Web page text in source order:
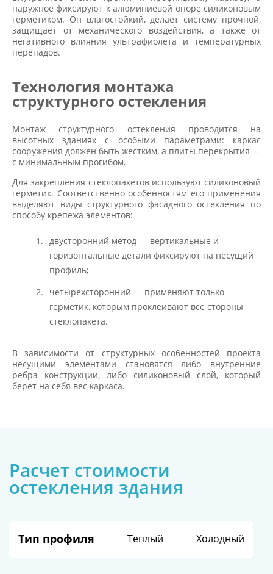
наружное фиксируют к алюминиевой опоре силиконовым
герметиком. Он влагостойкий, делает систему прочной,
защищает от механического воздействия, а также от
негативного влияния ультрафиолета и температурных
перепадов.
Технология монтажа
структурного остекления
Монтаж структурного остекления проводится на
высотных зданиях с особыми параметрами: каркас
сооружения должен быть жестким, а плиты перекрытия —
с минимальным прогибом.
Для закрепления стеклопакетов используют силиконовый
герметик. Соответственно особенностям его применения
выделяют виды cтруктурного фасадного остекления по
способу крепежа элементов:
двусторонний метод — вертикальные и
горизонтальные детали фиксируют на несущий
профиль;
четырехсторонний — применяют только
герметик, которым проклеивают все стороны
стеклопакета.
В зависимости от структурных особенностей проекта
несущими элементами становятся либо внутренние
ребра конструкции, либо силиконовый слой, который
берет на себя вес каркаса.
Расчет стоимости
остекления здания
Тип профиля Теплый Холодный